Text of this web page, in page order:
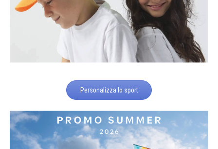
Personalizza lo sport